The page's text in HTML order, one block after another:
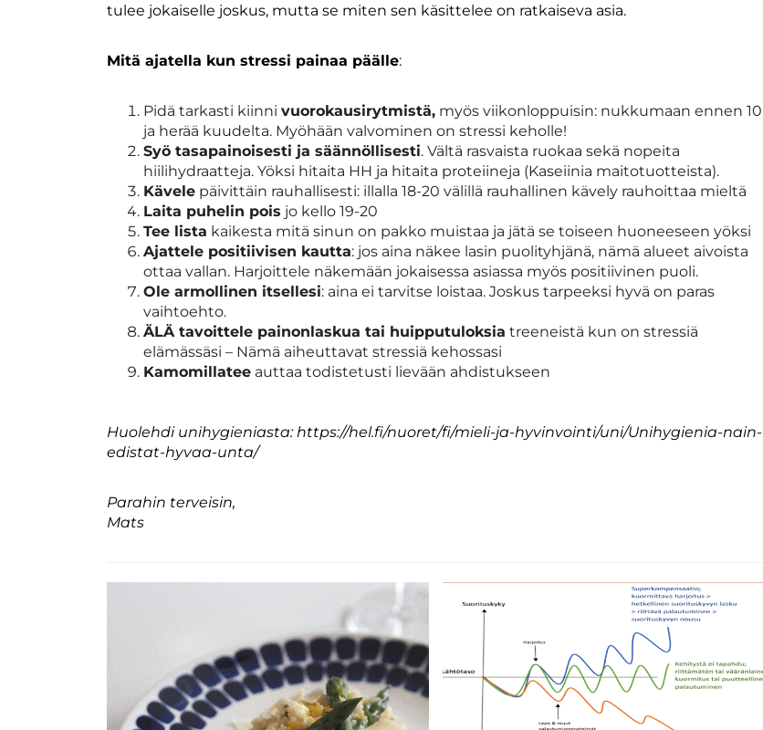
tulee jokaiselle joskus, mutta se miten sen käsittelee on ratkaiseva asia.
Mitä ajatella kun stressi painaa päälle:
Pidä tarkasti kiinni vuorokausirytmistä, myös viikonloppuisin: nukkumaan ennen 10
ja herää kuudelta. Myöhään valvominen on stressi keholle!
Syö tasapainoisesti ja säännöllisesti. Vältä rasvaista ruokaa sekä nopeita
hiilihydraatteja. Yöksi hitaita HH ja hitaita proteiineja (Kaseiinia maitotuotteista).
Kävele päivittäin rauhallisesti: illalla 18-20 välillä rauhallinen kävely rauhoittaa mieltä
Laita puhelin pois jo kello 19-20
Tee lista kaikesta mitä sinun on pakko muistaa ja jätä se toiseen huoneeseen yöksi
Ajattele positiivisen kautta: jos aina näkee lasin puolityhjänä, nämä alueet aivoista
ottaa vallan. Harjoittele näkemään jokaisessa asiassa myös positiivinen puoli.
Ole armollinen itsellesi: aina ei tarvitse loistaa. Joskus tarpeeksi hyvä on paras
vaihtoehto.
ÄLÄ tavoittele painonlaskua tai huipputuloksia treeneistä kun on stressiä
elämässäsi – Nämä aiheuttavat stressiä kehossasi
Kamomillatee auttaa todistetusti lievään ahdistukseen
Huolehdi unihygieniasta: https://hel.fi/nuoret/fi/mieli-ja-hyvinvointi/uni/Unihygienia-nain-
edistat-hyvaa-unta/
Parahin terveisin,
​​​​​​​Mats